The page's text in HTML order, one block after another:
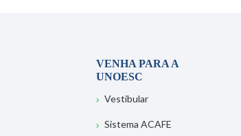
VENHA PARA A
UNOESC
Vestibular
Sistema ACAFE